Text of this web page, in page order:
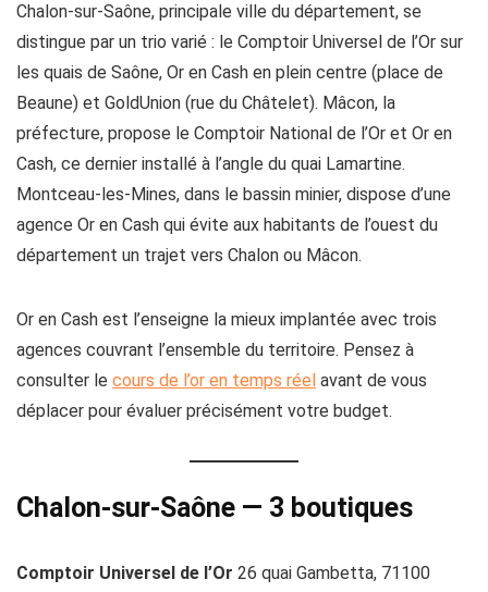
Chalon-sur-Saône, principale ville du département, se
distingue par un trio varié : le Comptoir Universel de l’Or sur
les quais de Saône, Or en Cash en plein centre (place de
Beaune) et GoldUnion (rue du Châtelet). Mâcon, la
préfecture, propose le Comptoir National de l’Or et Or en
Cash, ce dernier installé à l’angle du quai Lamartine.
Montceau-les-Mines, dans le bassin minier, dispose d’une
agence Or en Cash qui évite aux habitants de l’ouest du
département un trajet vers Chalon ou Mâcon.
Or en Cash est l’enseigne la mieux implantée avec trois
agences couvrant l’ensemble du territoire. Pensez à
consulter le cours de l’or en temps réel avant de vous
déplacer pour évaluer précisément votre budget.
Chalon-sur-Saône — 3 boutiques
Comptoir Universel de l’Or 26 quai Gambetta, 71100